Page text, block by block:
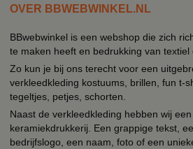
OVER BBWEBWINKEL.NL
BBwebwinkel is een webshop die zich
te maken heeft en bedrukking van textiel
Zo kun je bij ons terecht voor een
verkleedkleding kostuums, brillen, fun t-
tegeltjes, petjes, schorten.
Naast de verkleedkleding hebben wij
keramiekdrukkerij. Een grappige tekst,
bedrijfslogo, een naam, foto of een